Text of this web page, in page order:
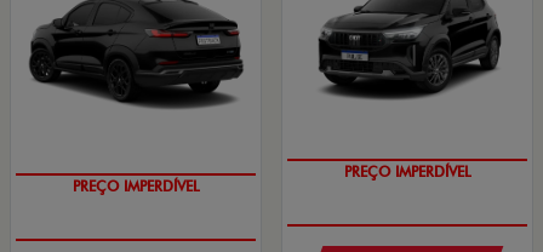
OPORTUNIDADE
OPORTUNIDADE